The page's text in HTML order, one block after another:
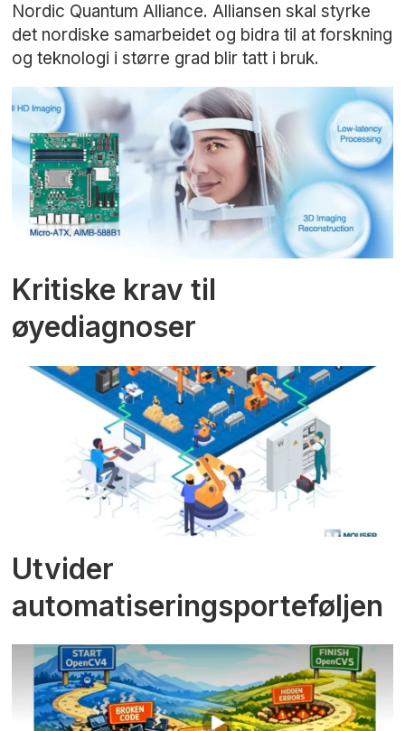
Nordic Quantum Alliance. Alliansen skal styrke
det nordiske samarbeidet og bidra til at forskning
og teknologi i større grad blir tatt i bruk.
Kritiske krav til
øyediagnoser
Utvider
automatiseringsporteføljen